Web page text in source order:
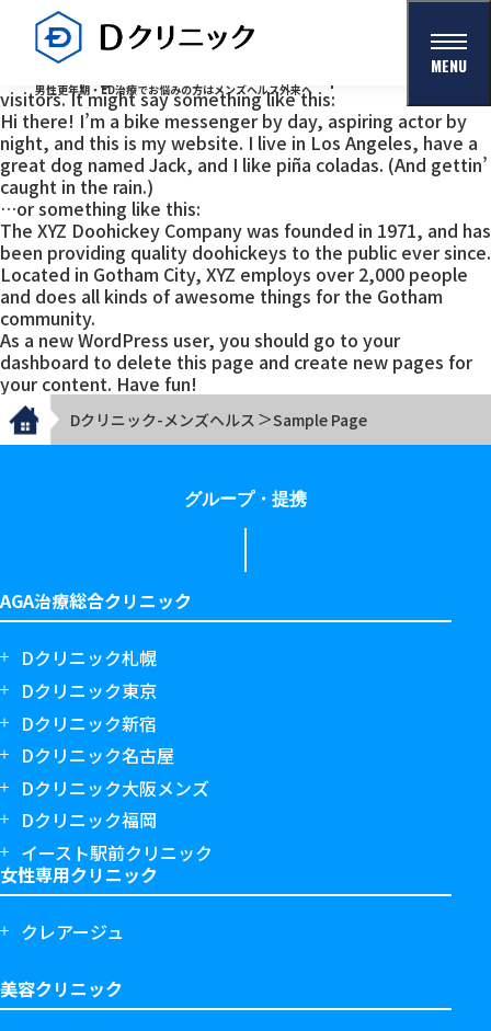
男性更年期・ED治療でお悩みの方はメンズヘルス外来へ
MENU
This is an example page. It’s different from a blog post
because it will stay in one place and will show up in your
site navigation (in most themes). Most people start with
an About page that introduces them to potential site
visitors. It might say something like this:
Hi there! I’m a bike messenger by day, aspiring actor by
night, and this is my website. I live in Los Angeles, have a
great dog named Jack, and I like piña coladas. (And gettin’
caught in the rain.)
…or something like this:
The XYZ Doohickey Company was founded in 1971, and has
been providing quality doohickeys to the public ever since.
Located in Gotham City, XYZ employs over 2,000 people
and does all kinds of awesome things for the Gotham
community.
As a new WordPress user, you should go to your
dashboard to delete this page and create new pages for
your content. Have fun!
Dクリニック-メンズヘルス Sample Page
グループ・提携
AGA治療総合クリニック
Dクリニック札幌
Dクリニック東京
Dクリニック新宿
Dクリニック名古屋
Dクリニック大阪メンズ
Dクリニック福岡
イースト駅前クリニック
女性専用クリニック
クレアージュ
美容クリニック